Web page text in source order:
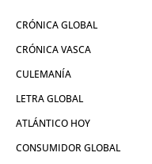
CRÓNICA GLOBAL
CRÓNICA VASCA
CULEMANÍA
LETRA GLOBAL
ATLÁNTICO HOY
CONSUMIDOR GLOBAL